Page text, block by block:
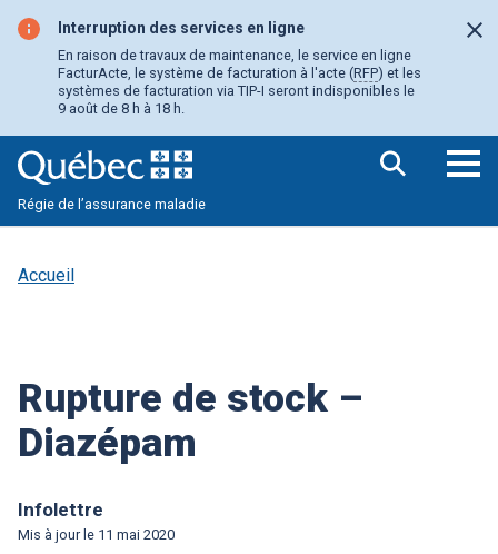
contenu
principal
Interruption des services en ligne
En raison de travaux de maintenance, le service en ligne
FacturActe, le système de facturation à l'acte (RFP) et les
systèmes de facturation via TIP-I seront indisponibles le
9 août de 8 h à 18 h.
Régie de l’assurance maladie
Accueil
Rupture de stock –
Diazépam
Infolettre
Mis à jour le 11 mai 2020